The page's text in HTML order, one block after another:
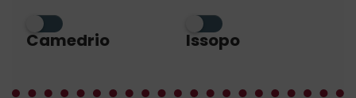
Camedrio Issopo